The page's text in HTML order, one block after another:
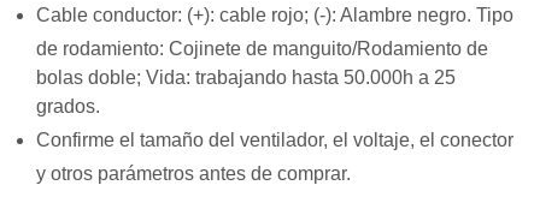
Cable conductor: (+): cable rojo; (-): Alambre negro. Tipo
de rodamiento: Cojinete de manguito/Rodamiento de
bolas doble; Vida: trabajando hasta 50.000h a 25
grados.
Confirme el tamaño del ventilador, el voltaje, el conector
y otros parámetros antes de comprar.